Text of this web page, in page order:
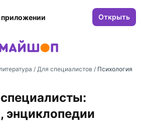
Открыть
/ Для специалистов / Психология
энциклопедии